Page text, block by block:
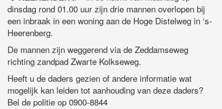
dinsdag rond 01.00 uur zijn drie mannen overlopen bij
een inbraak in een woning aan de Hoge Distelweg in ‘s-
Heerenberg.
De mannen zijn weggerend via de Zeddamseweg
richting zandpad Zwarte Kolkseweg.
Heeft u de daders gezien of andere informatie wat
mogelijk kan leiden tot aanhouding van deze daders?
Bel de politie op 0900-8844